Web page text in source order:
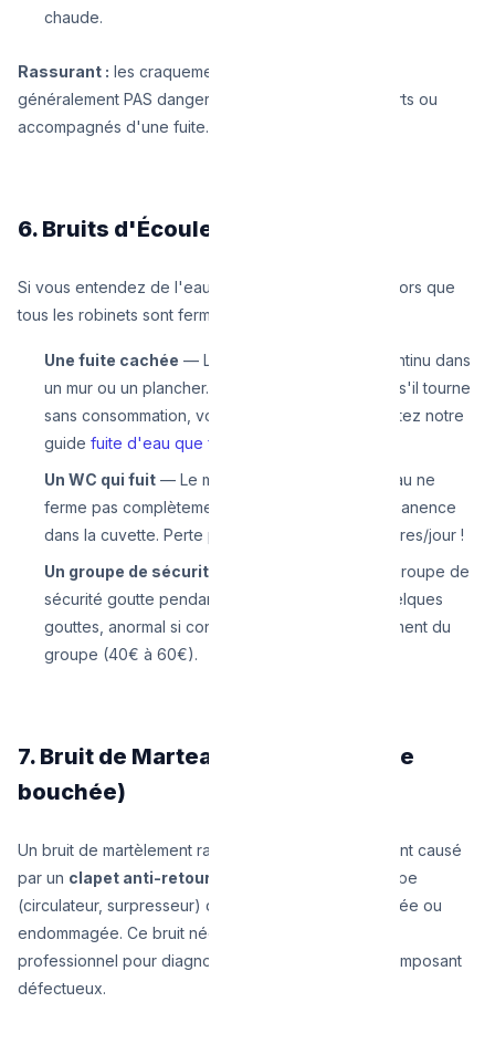
chaude.
Rassurant : les craquements de dilatation ne sont
généralement PAS dangereux, sauf s'ils sont très forts ou
accompagnés d'une fuite.
6. Bruits d'Écoulement Continus
Si vous entendez de l'eau couler en permanence alors que
tous les robinets sont fermés, c'est potentiellement :
Une fuite cachée — Le bruit d'un filet d'eau continu dans
un mur ou un plancher. Vérifiez votre compteur : s'il tourne
sans consommation, vous avez une fuite. Consultez notre
guide fuite d'eau que faire
Un WC qui fuit — Le mécanisme de chasse d'eau ne
ferme pas complètement, et l'eau coule en permanence
dans la cuvette. Perte potentielle : jusqu'à 600 litres/jour !
Un groupe de sécurité de chauffe-eau
— Le groupe de
sécurité goutte pendant la chauffe (normal si quelques
gouttes, anormal si continu). Solution : remplacement du
groupe (40€ à 60€).
7. Bruit de Marteau-Piqueur (Pompe
bouchée)
Un bruit de martèlement rapide et répétitif est souvent causé
par un clapet anti-retour défectueux
ou une pompe
(circulateur, surpresseur) dont la turbine est encrassée ou
endommagée. Ce bruit nécessite l'intervention d'un
professionnel pour diagnostiquer et remplacer le composant
défectueux.